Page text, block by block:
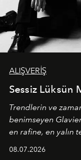
ALIŞVERİŞ
Sessiz Lüksün
Trendlerin ve
benimseyen
en rafine, en yalın
08.07.2026